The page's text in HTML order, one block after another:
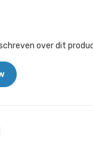
over dit